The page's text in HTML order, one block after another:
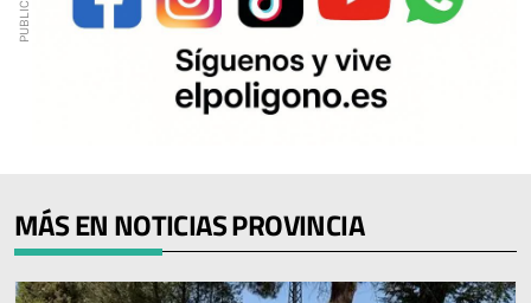
MÁS EN NOTICIAS PROVINCIA